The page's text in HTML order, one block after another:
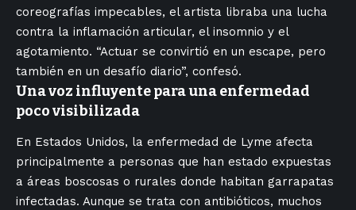
coreografías impecables, el artista libraba una lucha
contra la inflamación articular, el insomnio y el
agotamiento. “Actuar se convirtió en un escape, pero
también en un desafío diario”, confesó.
Una voz influyente para una enfermedad
poco visibilizada
En Estados Unidos, la enfermedad de Lyme afecta
principalmente a personas que han estado expuestas
a áreas boscosas o rurales donde habitan garrapatas
infectadas. Aunque se trata con antibióticos, muchos